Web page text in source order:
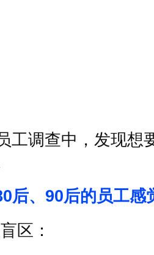
工调查中，发现想
后、 90后的员工感
区：